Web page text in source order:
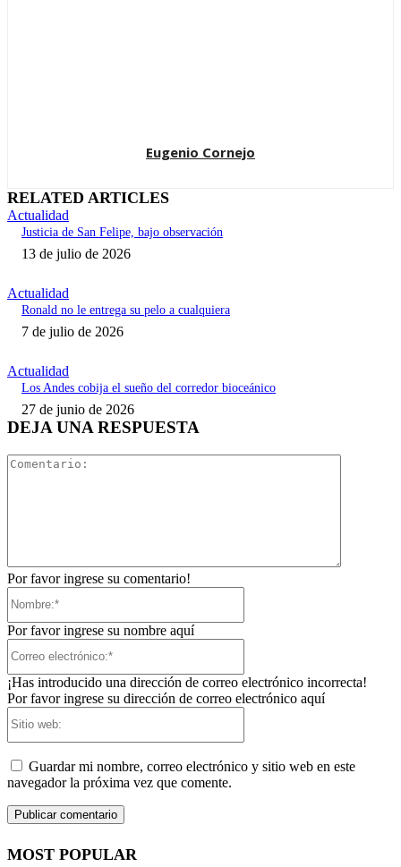
Eugenio Cornejo
RELATED ARTICLES
Actualidad
Justicia de San Felipe, bajo observación
13 de julio de 2026
Actualidad
Ronald no le entrega su pelo a cualquiera
7 de julio de 2026
Actualidad
Los Andes cobija el sueño del corredor bioceánico
27 de junio de 2026
DEJA UNA RESPUESTA
Por favor ingrese su comentario!
Por favor ingrese su nombre aquí
¡Has introducido una dirección de correo electrónico incorrecta!
Por favor ingrese su dirección de correo electrónico aquí
Guardar mi nombre, correo electrónico y sitio web en este
navegador la próxima vez que comente.
MOST POPULAR